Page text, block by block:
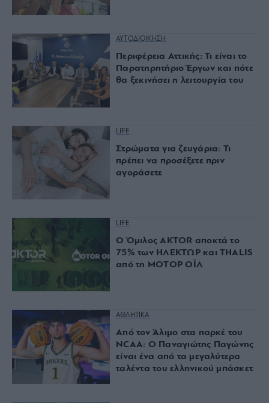
ΑΥΤΟΔΙΟΙΚΗΣΗ
Περιφέρεια Αττικής: Τι είναι το
Παρατηρητήριο Έργων και πότε
θα ξεκινήσει η λειτουργία του
LIFE
Στρώματα για ζευγάρια: Τι
πρέπει να προσέξετε πριν
αγοράσετε
LIFE
Ο Όμιλος AKTOR αποκτά το
75% των ΗΛΕΚΤΩΡ και THALIS
από τη ΜΟΤΟΡ ΟΪΛ
ΑΘΛΗΤΙΚΑ
Από τον Άλιμο στα παρκέ του
NCAA: Ο Παναγιώτης Παγώνης
είναι ένα από τα μεγαλύτερα
ταλέντα του ελληνικού μπάσκετ